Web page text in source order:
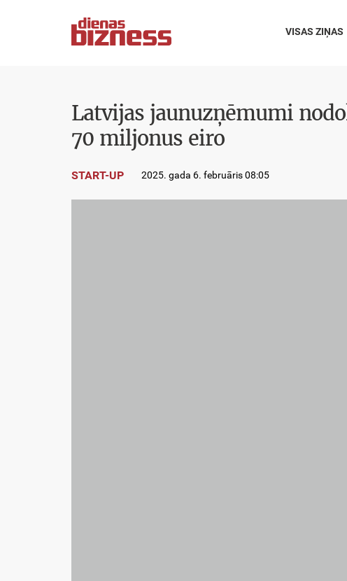
VISAS ZIŅAS
Latvijas jaunuzņēmumi
70 miljonus eiro
START-UP 2025. gada 6. februāris 08:05